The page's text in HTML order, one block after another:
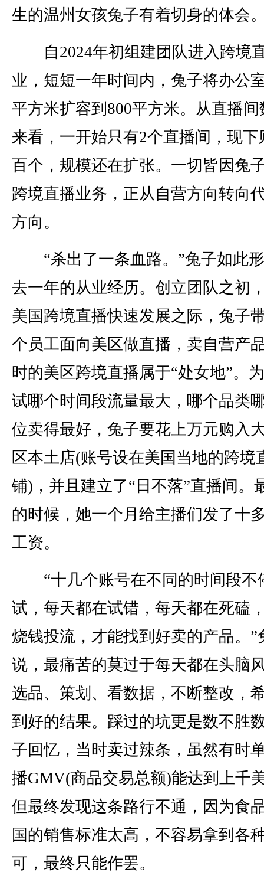
生的温州女孩兔子有着切身的体会
自2024年初组建团队进入跨境
业，短短一年时间内，兔子将办公
平方米扩容到800平方米。从直播间
来看，一开始只有2个直播间，现下
百个，规模还在扩张。一切皆因兔
跨境直播业务，正从自营方向转向
方向。
“杀出了一条血路。”兔子如此
去一年的从业经历。创立团队之初
美国跨境直播快速发展之际，兔子
个员工面向美区做直播，卖自营产
时的美区跨境直播属于“处女地”。
试哪个时间段流量最大，哪个品类
位卖得最好，兔子要花上万元购入
区本土店(账号设在美国当地的跨境
铺)，并且建立了“日不落”直播间。
的时候，她一个月给主播们发了十
工资。
“十几个账号在不同的时间段不
试，每天都在试错，每天都在死磕
烧钱投流，才能找到好卖的产品。”
说，最痛苦的莫过于每天都在头脑
选品、策划、看数据，不断整改，
到好的结果。踩过的坑更是数不胜
子回忆，当时卖过辣条，虽然有时
播GMV(商品交易总额)能达到上千
但最终发现这条路行不通，因为食
国的销售标准太高，不容易拿到各
可，最终只能作罢。